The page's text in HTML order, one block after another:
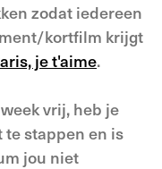
zodat iedereen
kortfilm krijgt
je t'aime.
vrij, heb je
stappen en is
jou niet